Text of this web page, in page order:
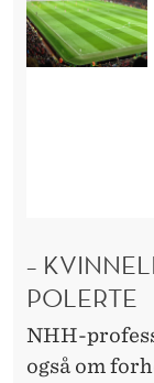
–
POLERTE
NHH-
også om